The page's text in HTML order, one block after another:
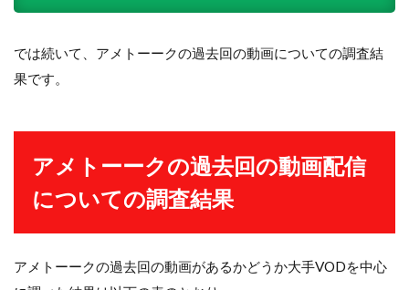
では続いて、アメトーークの過去回の動画についての調査結
果です。
アメトーークの過去回の動画配信
についての調査結果
アメトーークの過去回の動画があるかどうか大手VODを中心